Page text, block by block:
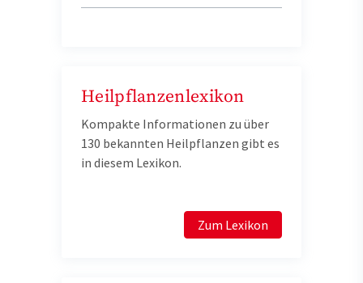
Heilpflanzenlexikon
Kompakte Informationen zu über
130 bekannten Heilpflanzen gibt es
in diesem Lexikon.
Zum Lexikon